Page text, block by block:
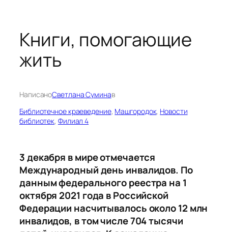
Книги, помогающие
жить
НаписаноСветлана Суминав
Библиотечное краеведение, Машгородок, Новости
библиотек, Филиал 4
3 декабря в мире отмечается
Международный день инвалидов. По
данным федерального реестра на 1
октября 2021 года в Российской
Федерации насчитывалось около 12 млн
инвалидов, в том числе 704 тысячи